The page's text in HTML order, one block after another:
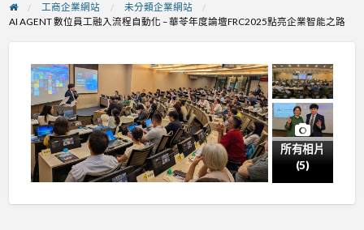
工商企業網站
未分類企業網站
AI AGENT 數位員工融入流程自動化 – 華苓年度論壇FRC2025點亮企業智能之路
所有相片
(5)